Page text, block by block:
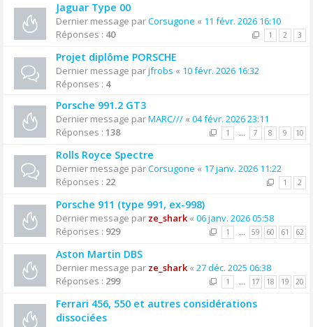
Jaguar Type 00
Dernier message parCorsugone « 11 févr. 2026 16:10
Réponses : 40 1 2 3
Projet diplôme PORSCHE
Dernier message parjfrobs « 10 févr. 2026 16:32
Réponses : 4
Porsche 991.2 GT3
Dernier message parMARC/// « 04 févr. 2026 23:11
Réponses : 138 1 … 7 8 9 10
Rolls Royce Spectre
Dernier message parCorsugone « 17 janv. 2026 11:22
Réponses : 22 1 2
Porsche 911 (type 991, ex-998)
Dernier message par ze_shark« 06 janv. 2026 05:58
Réponses : 929 1 … 59 60 61 62
Aston Martin DBS
Dernier message par ze_shark« 27 déc. 2025 06:38
Réponses : 299 1 … 17 18 19 20
Ferrari 456, 550 et autres considérations
dissociées